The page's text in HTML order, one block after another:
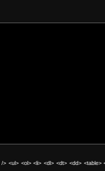
<ol> <li> <dl> <dt> <dd>